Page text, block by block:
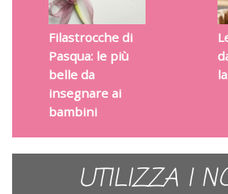
Filastrocche di
Pasqua: le più
belle da
insegnare ai
bambini
UTILIZZA I